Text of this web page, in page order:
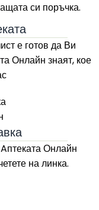
си поръчка.
е готов да Ви
Онлайн знаят, кое
Онлайн
на линка.